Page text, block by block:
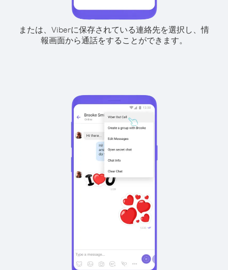
または、Viberに保存されている連絡先を選択し、情
報画面から通話をすることができます。